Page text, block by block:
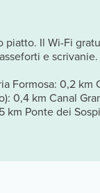
Il Wi-Fi
e scrivanie.
Formosa: 0,2 km
0,4 km Canal
km Ponte dei